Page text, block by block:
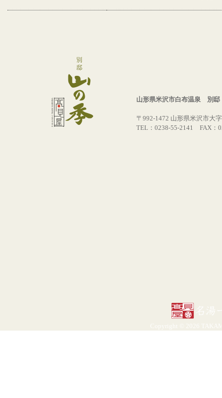
山形県米沢市白布温泉 別
〒992-1472 山形県米沢市大
TEL：0238-55-2141 FAX：
Copyright © 2026